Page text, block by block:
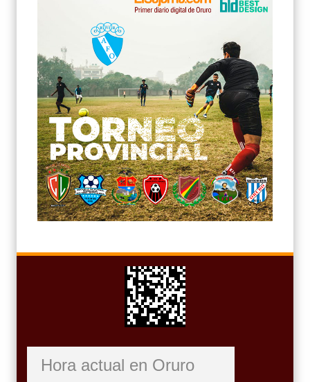
Hora actual en Oruro